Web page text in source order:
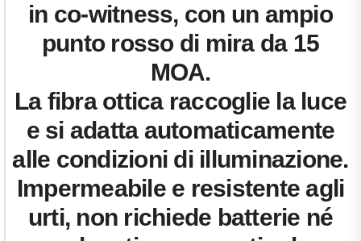
in co-witness, con un ampio
punto rosso di mira da 15
MOA.
La fibra ottica raccoglie la luce
e si adatta automaticamente
alle condizioni di illuminazione.
Impermeabile e resistente agli
urti, non richiede batterie né